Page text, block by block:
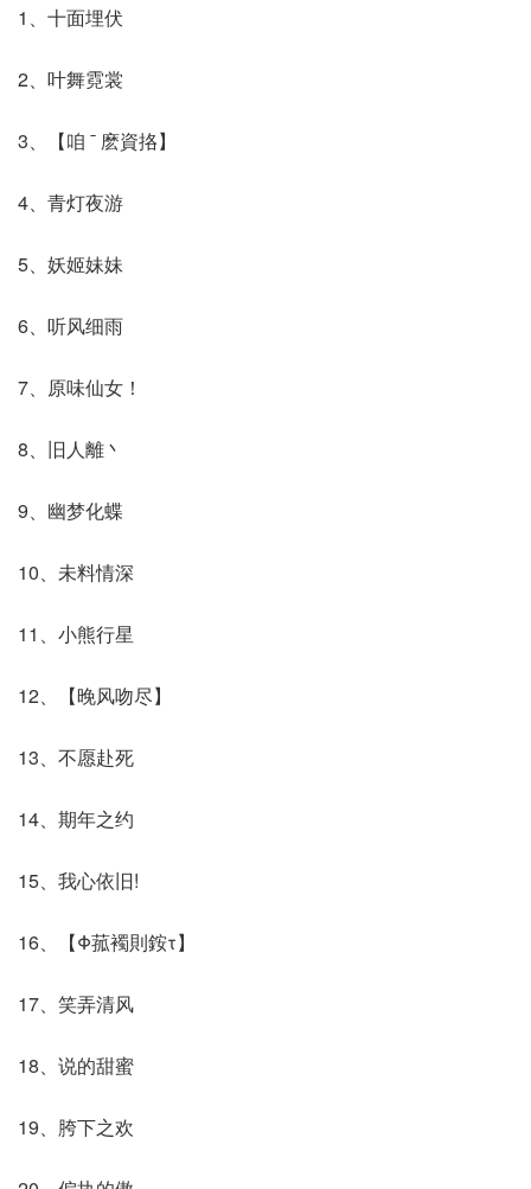
1、十面埋伏
2、叶舞霓裳
3、【咱 ˉ 麽資挌】
4、青灯夜游
5、妖姬妹妹
6、听风细雨
7、原味仙女！
8、旧人離丶
9、幽梦化蝶
10、未料情深
11、小熊行星
12、【晚风吻尽】
13、不愿赴死
14、期年之约
15、我心依旧!
16、【Φ菰襡則銨τ】
17、笑弄清风
18、说的甜蜜
19、胯下之欢